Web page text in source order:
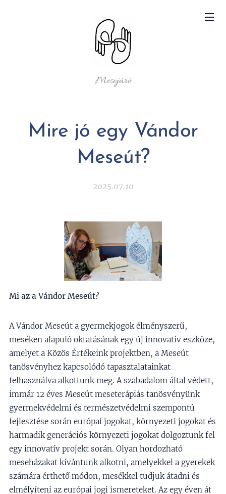
Mesejáró
Mire jó egy Vándor
Meseút?
2025.07.10
Mi az a Vándor Meseút?
A Vándor Meseút a gyermekjogok élményszerű,
meséken alapuló oktatásának egy új innovatív eszköze,
amelyet a Közös Értékeink projektben, a Meseút
tanösvényhez kapcsolódó tapasztalatainkat
felhasználva alkottunk meg. A szabadalom által védett,
immár 12 éves Meseút meseterápiás tanösvényünk
gyermekvédelmi és természetvédelmi szempontú
fejlesztése során európai jogokat, környezeti jogokat és
harmadik generációs környezeti jogokat dolgoztunk fel
egy innovatív projekt során. Olyan hordozható
meseházakat kívántunk alkotni, amelyekkel a gyerekek
számára érthető módon, mesékkel tudjuk átadni és
elmélyíteni az európai jogi ismereteket. Az egy éven át